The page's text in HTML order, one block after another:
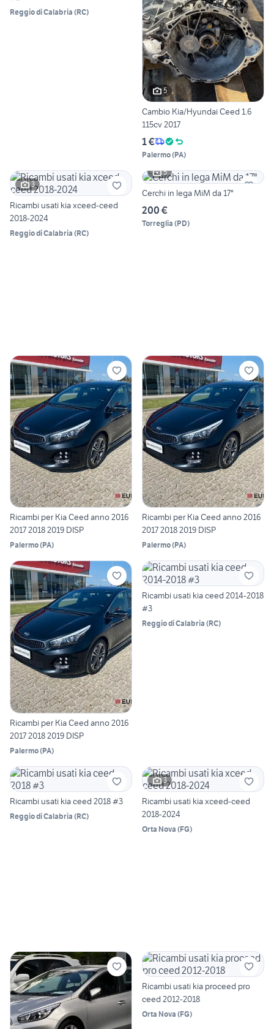
Reggio di Calabria (RC)
5
Cambio Kia/Hyundai Ceed 1.6
115cv 2017
1 €
Palermo(PA)
3
Ricambi usati kia xceed-ceed
2018-2024
Reggio di Calabria (RC)
5
Cerchi in lega MiM da 17"
200 €
Torreglia (PD)
Ricambi per Kia Ceed anno 2016
2017 2018 2019 DISP
Palermo(PA)
Ricambi per Kia Ceed anno 2016
2017 2018 2019 DISP
Palermo(PA)
Ricambi per Kia Ceed anno 2016
2017 2018 2019 DISP
Palermo(PA)
Ricambi usati kia ceed 2014-2018
#3
Reggio di Calabria (RC)
Ricambi usati kia ceed 2018 #3
Reggio di Calabria (RC)
3
Ricambi usati kia xceed-ceed
2018-2024
Orta Nova (FG)
Ricambi usati kia proceed pro
ceed 2012-2018
Orta Nova (FG)